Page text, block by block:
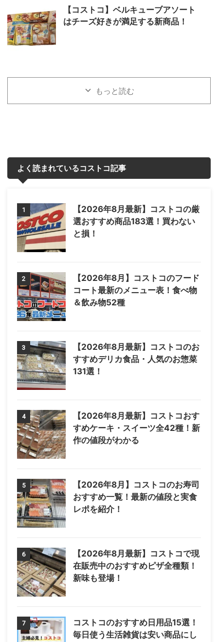
【コストコ】ベルキューブアソート
はチーズ好きが満足する新商品！
もっと読む
よく読まれているコストコ記事
1
【2026年8月最新】コストコの厳
選おすすめ商品183選！買わない
と損！
2
【2026年8月】コストコのフード
コート最新のメニュー表！食べ物
＆飲み物52種
3
【2026年8月最新】コストコのお
すすめデリカ食品・人気のお惣菜
131選！
4
【2026年8月最新】コストコおす
すめケーキ・スイーツ全42種！新
作の値段がわかる
5
【2026年8月】コストコのお寿司
おすすめ一覧！最新の値段と実食
レポを紹介！
6
【2026年8月最新】コストコで現
在販売中のおすすめピザ全種類！
新味も登場！
7
コストコのおすすめ日用品15選！
毎日使う生活雑貨は安い商品にし